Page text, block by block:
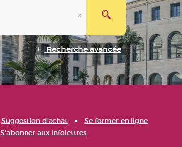
Recherche avancée
Suggestion d'achat
Se former en ligne
S'abonner aux infolettres